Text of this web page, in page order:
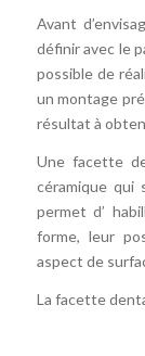
Avant
définir avec le
possible de
un montage
résultat à
Une facette
céramique qui
permet d’
forme, leur
aspect de
La facette